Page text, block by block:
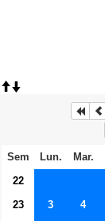
Sem Lun. Mar.
22
23
3 4